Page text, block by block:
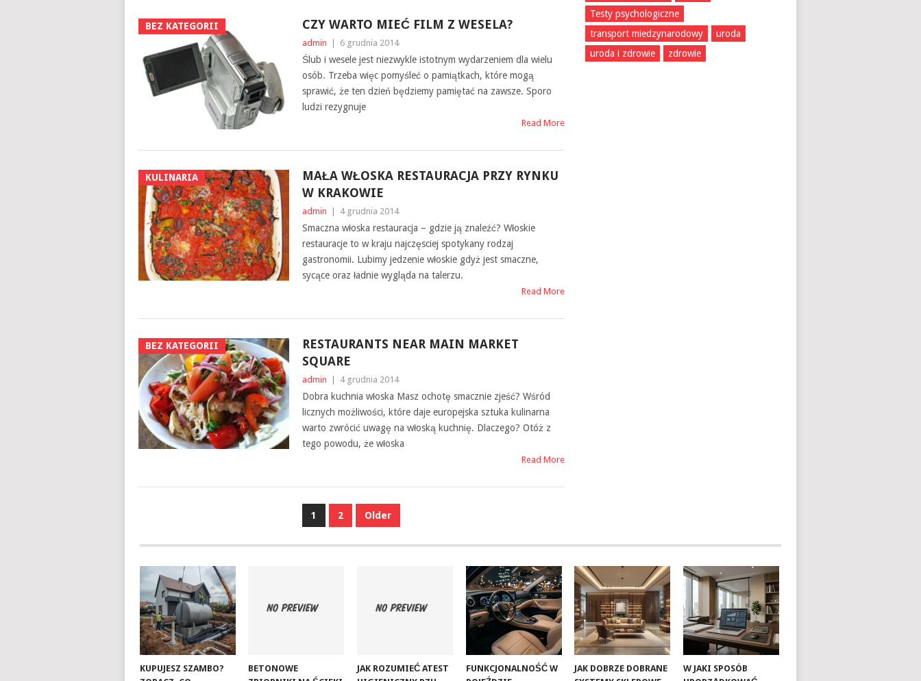
BEZ KATEGORII CZY WARTO MIEĆ FILM Z WESELA?
admin 6 grudnia 2014
Ślub i wesele jest niezwykle istotnym wydarzeniem dla wielu
osób. Trzeba więc pomyśleć o pamiątkach, które mogą
sprawić, że ten dzień będziemy pamiętać na zawsze. Sporo
ludzi rezygnuje
Read More
KULINARIA
MAŁA WŁOSKA RESTAURACJA PRZY RYNKU
W KRAKOWIE
admin 4 grudnia 2014
Smaczna włoska restauracja – gdzie ją znaleźć? Włoskie
restauracje to w kraju najczęsciej spotykany rodzaj
gastronomii. Lubimy jedzenie włoskie gdyż jest smaczne,
sycące oraz ładnie wygląda na talerzu.
Read More
BEZ KATEGORII
RESTAURANTS NEAR MAIN MARKET
SQUARE
admin 4 grudnia 2014
Dobra kuchnia włoska Masz ochotę smacznie zjeść? Wśród
licznych możliwości, które daje europejska sztuka kulinarna
warto zwrócić uwagę na włoską kuchnię. Dlaczego? Otóż z
tego powodu, że włoska
Read More
1 2 Older
Testy psychologiczne
transport miedzynarodowy
uroda
uroda i zdrowie
zdrowie
KUPUJESZ SZAMBO?
BETONOWE
JAK ROZUMIEĆ ATEST
FUNKCJONALNOŚĆ W
JAK DOBRZE DOBRANE
W JAKI SPOSÓB